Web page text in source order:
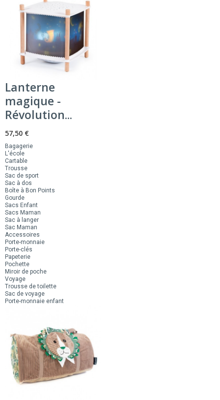
Lanterne
magique -
Révolution...
57,50 €
Bagagerie
L'école
Cartable
Trousse
Sac de sport
Sac à dos
Boîte à Bon Points
Gourde
Sacs Enfant
Sacs Maman
Sac à langer
Sac Maman
Accessoires
Porte-monnaie
Porte-clés
Papeterie
Pochette
Miroir de poche
Voyage
Trousse de toilette
Sac de voyage
Porte-monnaie enfant